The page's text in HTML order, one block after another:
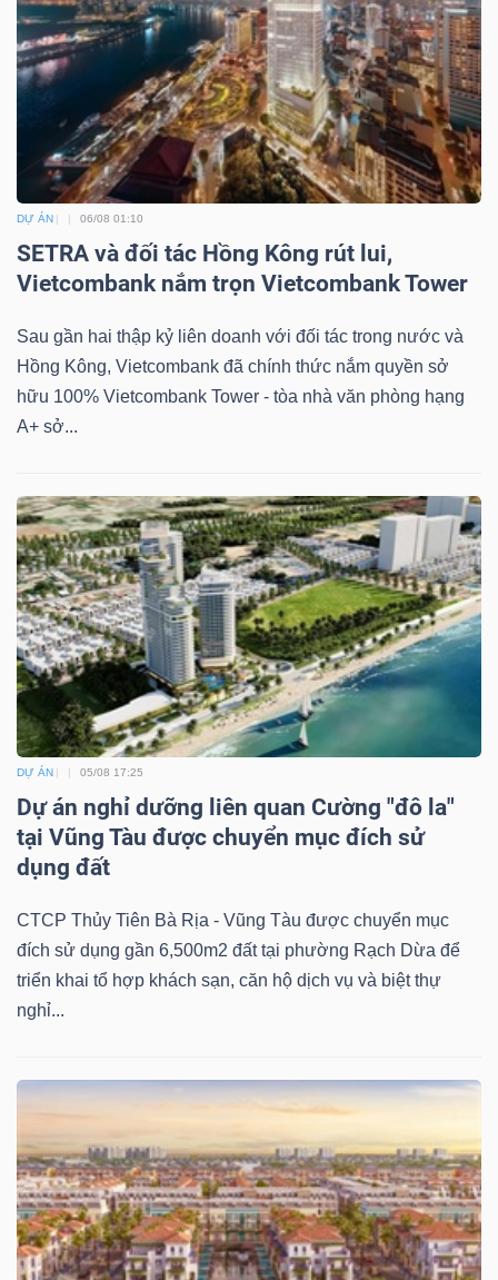
DỰ ÁN 06/08 01:10
SETRA và đối tác Hồng Kông rút lui,
Vietcombank nắm trọn Vietcombank Tower
Sau gần hai thập kỷ liên doanh với đối tác trong nước và
Hồng Kông, Vietcombank đã chính thức nắm quyền sở
hữu 100% Vietcombank Tower - tòa nhà văn phòng hạng
A+ sở...
DỰ ÁN 05/08 17:25
Dự án nghỉ dưỡng liên quan Cường "đô la"
tại Vũng Tàu được chuyển mục đích sử
dụng đất
CTCP Thủy Tiên Bà Rịa - Vũng Tàu được chuyển mục
đích sử dụng gần 6,500m2 đất tại phường Rạch Dừa để
triển khai tổ hợp khách sạn, căn hộ dịch vụ và biệt thự
nghỉ...
Đào
tạo
Sách
tài
chính
Công
tư
Truyền
thông
tài
chính
Dữ
liệu
tài
chính